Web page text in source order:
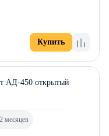
Купить
АД-450 открытый
месяцев